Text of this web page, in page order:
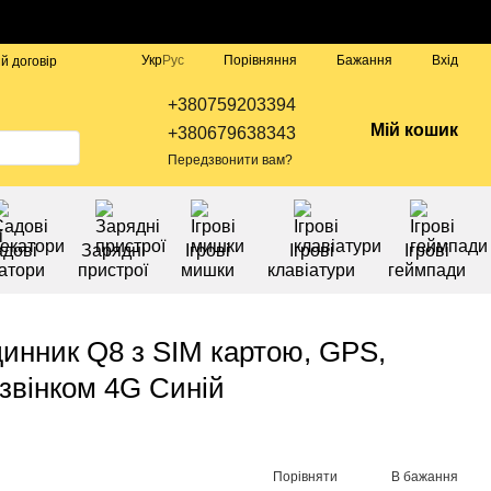
договір
УкрРус Порівняння Бажання Вхід
+380759203394
+380679638343
Передзвонити вам?
Мій кошик
Зарядні
пристрої
Ігрові
мишки
Ігрові
клавіатури
Ігрові
геймпади
Q8 з SIM картою, GPS,
4G Синій
Порівняти В бажання